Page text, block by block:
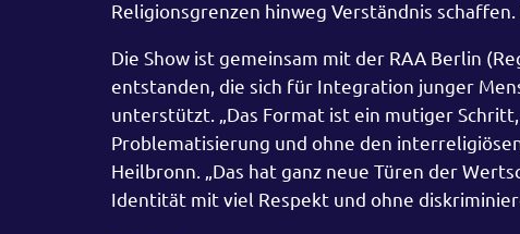
Religionsgrenzen hinweg Verständnis
Die Show ist gemeinsam mit der RAA Berlin
entstanden, die sich für Integration junger
unterstützt. „Das Format ist ein mutiger
Problematisierung und ohne den
Heilbronn. „Das hat ganz neue Türen der
Identität mit viel Respekt und ohne